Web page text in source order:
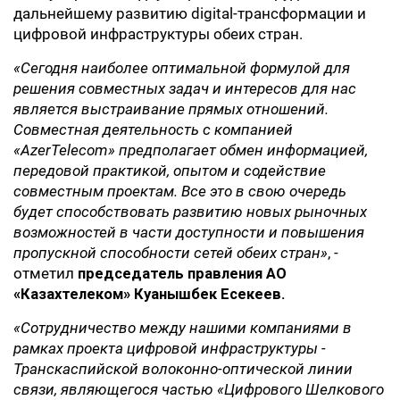
дальнейшему развитию digital-трансформации и
цифровой инфраструктуры обеих стран.
«Сегодня наиболее оптимальной формулой для
решения совместных задач и интересов для нас
является выстраивание прямых отношений.
Совместная деятельность с компанией
«AzerTelecom» предполагает обмен информацией,
передовой практикой, опытом и содействие
совместным проектам. Все это в свою очередь
будет способствовать развитию новых рын­очных
возможностей в части доступности и повышения
пропускной способности сетей обеих стран», -
отметил председатель правления АО
«Казахтелеком» Куанышбек Есекеев.
«Сотрудничество между нашими компаниями в
рамках проекта цифровой инфраструктуры -
Транскаспийской волоконно-оптической линии
связи, являющегося частью «Цифрового Шелкового